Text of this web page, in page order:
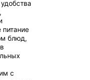
питание
блюд,
с